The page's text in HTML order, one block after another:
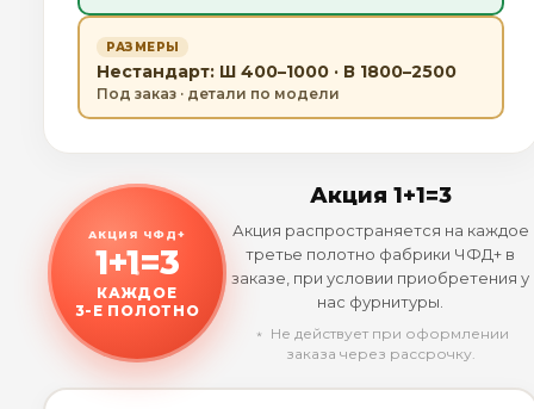
РАЗМЕРЫ
Нестандарт: Ш 400–1000 · В 1800–2500
Под заказ · детали по модели
АКЦИЯ ЧФД+
1+1=3
КАЖДОЕ
3-Е ПОЛОТНО
Акция 1+1=3
Акция распространяется на каждое
третье полотно фабрики ЧФД+ в
заказе, при условии приобретения у
нас фурнитуры.
﹡ Не действует при оформлении
заказа через рассрочку.